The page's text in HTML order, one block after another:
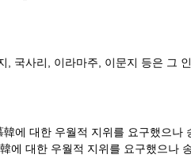
, 국사리, 이라마주, 이문지 등은 그
韓에 대한 우월적 지위를 요구했으
韓에 대한 우월적 지위를 요구했으